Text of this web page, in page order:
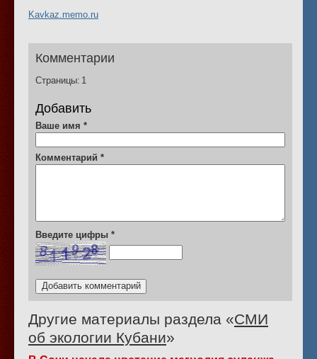
Kavkaz.memo.ru
Комментарии
Страницы: 1
Добавить
Ваше имя *
Комментарий *
Введите цифры *
Другие материалы раздела «СМИ
об экологии Кубани»